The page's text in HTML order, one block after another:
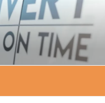
BELGIQUE